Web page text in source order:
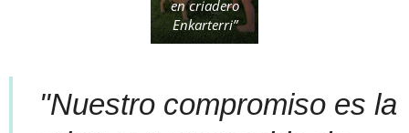
en criadero
Enkarterri”
"Nuestro compromiso es la